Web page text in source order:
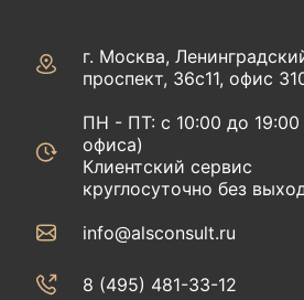
г. Москва,
проспект, 36с11, офис
ПН - ПТ: с 10:00 до 19:00
офиса)
Клиентский сервис
круглосуточно без
info@alsconsult.ru
8 (495) 481-33-12‬‬